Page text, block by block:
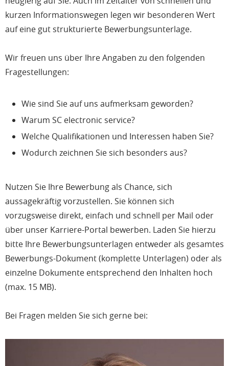
kurzen Informationswegen legen wir besonderen Wert
auf eine gut strukturierte Bewerbungsunterlage.
Wir freuen uns über Ihre Angaben zu den folgenden
Fragestellungen:
Wie sind Sie auf uns aufmerksam geworden?
Warum SC electronic service?
Welche Qualifikationen und Interessen haben Sie?
Wodurch zeichnen Sie sich besonders aus?
Nutzen Sie Ihre Bewerbung als Chance, sich
aussagekräftig vorzustellen. Sie können sich
vorzugsweise direkt, einfach und schnell per Mail oder
über unser Karriere-Portal bewerben. Laden Sie hierzu
bitte Ihre Bewerbungsunterlagen entweder als gesamtes
Bewerbungs-Dokument (komplette Unterlagen) oder als
einzelne Dokumente entsprechend den Inhalten hoch
(max. 15 MB).
Bei Fragen melden Sie sich gerne bei: